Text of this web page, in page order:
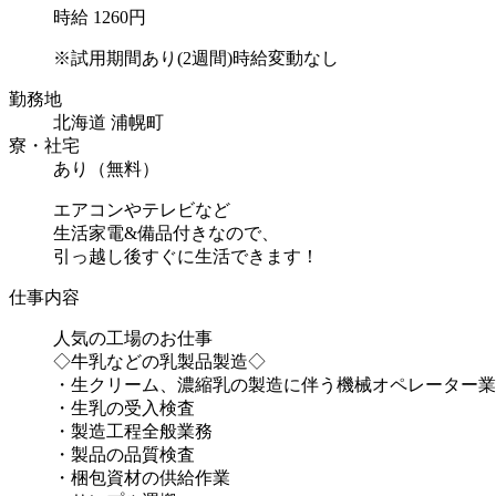
時給 1260円
※試用期間あり(2週間)時給変動なし
勤務地
北海道 浦幌町
寮・社宅
あり（無料）
エアコンやテレビなど
生活家電&備品付きなので、
引っ越し後すぐに生活できます！
仕事内容
人気の工場のお仕事
◇牛乳などの乳製品製造◇
・生クリーム、濃縮乳の製造に伴う機械オペレーター
・生乳の受入検査
・製造工程全般業務
・製品の品質検査
・梱包資材の供給作業